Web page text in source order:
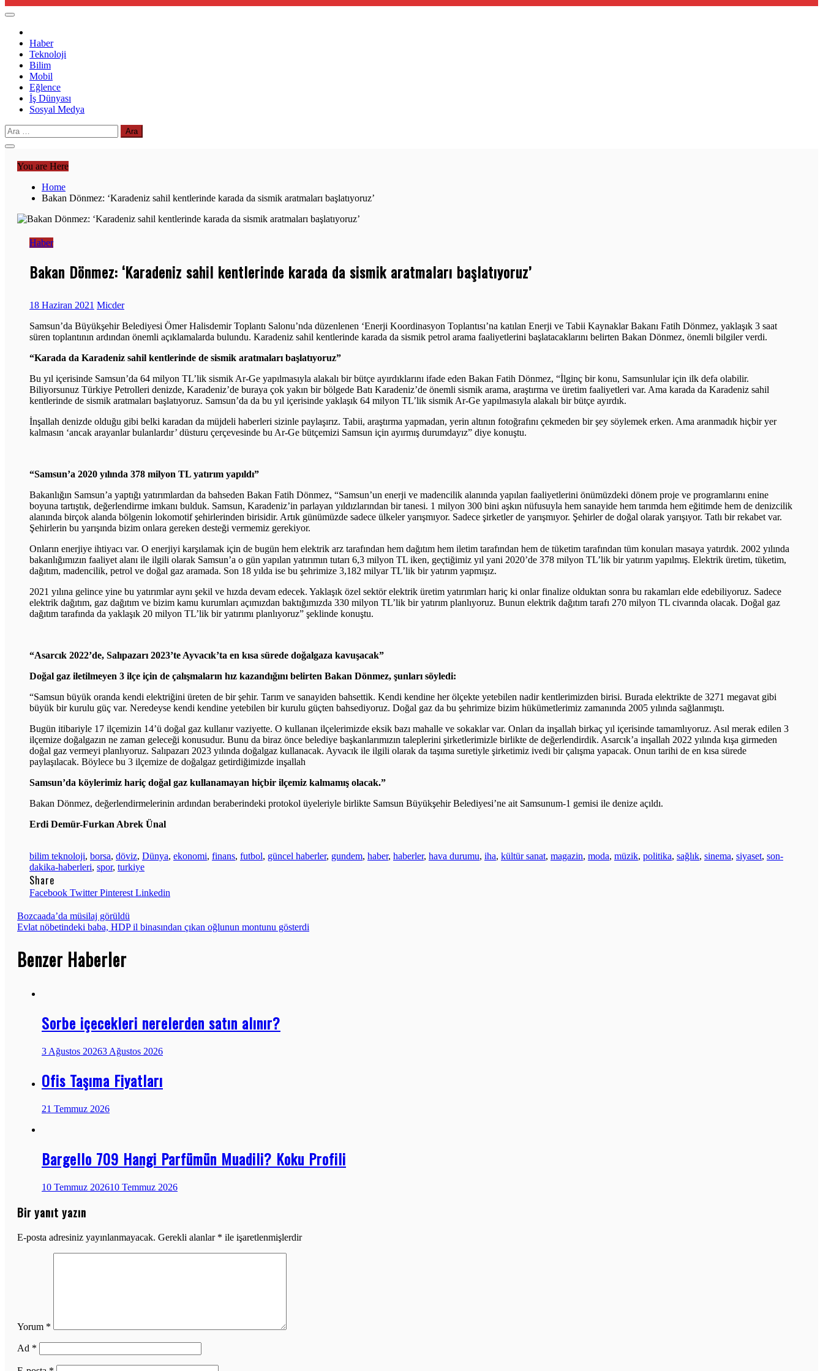
Haber
Teknoloji
Bilim
Mobil
Eğlence
İş Dünyası
Sosyal Medya
Arama:
You are Here
Home
Bakan Dönmez: ‘Karadeniz sahil kentlerinde karada da sismik aratmaları başlatıyoruz’
Haber
Bakan Dönmez: ‘Karadeniz sahil kentlerinde karada da sismik aratmaları başlatıyoruz’
18 Haziran 2021 Micder
Samsun’da Büyükşehir Belediyesi Ömer Halisdemir Toplantı Salonu’nda düzenlenen ‘Enerji Koordinasyon Toplantısı’na katılan Enerji ve Tabii Kaynaklar Bakanı Fatih Dönmez, yaklaşık 3 saat
süren toplantının ardından önemli açıklamalarda bulundu. Karadeniz sahil kentlerinde karada da sismik petrol arama faaliyetlerini başlatacaklarını belirten Bakan Dönmez, önemli bilgiler verdi.
“Karada da Karadeniz sahil kentlerinde de sismik aratmaları başlatıyoruz”
Bu yıl içerisinde Samsun’da 64 milyon TL’lik sismik Ar-Ge yapılmasıyla alakalı bir bütçe ayırdıklarını ifade eden Bakan Fatih Dönmez, “İlginç bir konu, Samsunlular için ilk defa olabilir.
Biliyorsunuz Türkiye Petrolleri denizde, Karadeniz’de buraya çok yakın bir bölgede Batı Karadeniz’de önemli sismik arama, araştırma ve üretim faaliyetleri var. Ama karada da Karadeniz sahil
kentlerinde de sismik aratmaları başlatıyoruz. Samsun’da da bu yıl içerisinde yaklaşık 64 milyon TL’lik sismik Ar-Ge yapılmasıyla alakalı bir bütçe ayırdık.
İnşallah denizde olduğu gibi belki karadan da müjdeli haberleri sizinle paylaşırız. Tabii, araştırma yapmadan, yerin altının fotoğrafını çekmeden bir şey söylemek erken. Ama aranmadık hiçbir yer
kalmasın ‘ancak arayanlar bulanlardır’ düsturu çerçevesinde bu Ar-Ge bütçemizi Samsun için ayırmış durumdayız” diye konuştu.
“Samsun’a 2020 yılında 378 milyon TL yatırım yapıldı”
Bakanlığın Samsun’a yaptığı yatırımlardan da bahseden Bakan Fatih Dönmez, “Samsun’un enerji ve madencilik alanında yapılan faaliyetlerini önümüzdeki dönem proje ve programlarını enine
boyuna tartıştık, değerlendirme imkanı bulduk. Samsun, Karadeniz’in parlayan yıldızlarından bir tanesi. 1 milyon 300 bini aşkın nüfusuyla hem sanayide hem tarımda hem eğitimde hem de denizcilik
alanında birçok alanda bölgenin lokomotif şehirlerinden birisidir. Artık günümüzde sadece ülkeler yarışmıyor. Sadece şirketler de yarışmıyor. Şehirler de doğal olarak yarışıyor. Tatlı bir rekabet var.
Şehirlerin bu yarışında bizim onlara gereken desteği vermemiz gerekiyor.
Onların enerjiye ihtiyacı var. O enerjiyi karşılamak için de bugün hem elektrik arz tarafından hem dağıtım hem iletim tarafından hem de tüketim tarafından tüm konuları masaya yatırdık. 2002 yılında
bakanlığımızın faaliyet alanı ile ilgili olarak Samsun’a o gün yapılan yatırımın tutarı 6,3 milyon TL iken, geçtiğimiz yıl yani 2020’de 378 milyon TL’lik bir yatırım yapılmış. Elektrik üretim, tüketim,
dağıtım, madencilik, petrol ve doğal gaz aramada. Son 18 yılda ise bu şehrimize 3,182 milyar TL’lik bir yatırım yapmışız.
2021 yılına gelince yine bu yatırımlar aynı şekil ve hızda devam edecek. Yaklaşık özel sektör elektrik üretim yatırımları hariç ki onlar finalize olduktan sonra bu rakamları elde edebiliyoruz. Sadece
elektrik dağıtım, gaz dağıtım ve bizim kamu kurumları açımızdan baktığımızda 330 milyon TL’lik bir yatırım planlıyoruz. Bunun elektrik dağıtım tarafı 270 milyon TL civarında olacak. Doğal gaz
dağıtım tarafında da yaklaşık 20 milyon TL’lik bir yatırımı planlıyoruz” şeklinde konuştu.
“Asarcık 2022’de, Salıpazarı 2023’te Ayvacık’ta en kısa sürede doğalgaza kavuşacak”
Doğal gaz iletilmeyen 3 ilçe için de çalışmaların hız kazandığını belirten Bakan Dönmez, şunları söyledi:
“Samsun büyük oranda kendi elektriğini üreten de bir şehir. Tarım ve sanayiden bahsettik. Kendi kendine her ölçekte yetebilen nadir kentlerimizden birisi. Burada elektrikte de 3271 megavat gibi
büyük bir kurulu güç var. Neredeyse kendi kendine yetebilen bir kurulu güçten bahsediyoruz. Doğal gaz da bu şehrimize bizim hükümetlerimiz zamanında 2005 yılında sağlanmıştı.
Bugün itibariyle 17 ilçemizin 14’ü doğal gaz kullanır vaziyette. O kullanan ilçelerimizde eksik bazı mahalle ve sokaklar var. Onları da inşallah birkaç yıl içerisinde tamamlıyoruz. Asıl merak edilen 3
ilçemize doğalgazın ne zaman geleceği konusudur. Bunu da biraz önce belediye başkanlarımızın taleplerini şirketlerimizle birlikte de değerlendirdik. Asarcık’a inşallah 2022 yılında kışa girmeden
doğal gaz vermeyi planlıyoruz. Salıpazarı 2023 yılında doğalgaz kullanacak. Ayvacık ile ilgili olarak da taşıma suretiyle şirketimiz ivedi bir çalışma yapacak. Onun tarihi de en kısa sürede
paylaşılacak. Böylece bu 3 ilçemize de doğalgaz getirdiğimizde inşallah
Samsun’da köylerimiz hariç doğal gaz kullanamayan hiçbir ilçemiz kalmamış olacak.”
Bakan Dönmez, değerlendirmelerinin ardından beraberindeki protokol üyeleriyle birlikte Samsun Büyükşehir Belediyesi’ne ait Samsunum-1 gemisi ile denize açıldı.
Erdi Demür-Furkan Abrek Ünal
bilim teknoloji, borsa, döviz, Dünya, ekonomi, finans, futbol, güncel haberler, gundem, haber, haberler, hava durumu, iha, kültür sanat, magazin, moda, müzik, politika, sağlık, sinema, siyaset, son-
dakika-haberleri, spor, turkiye
Share
Facebook TwitterPinterest Linkedin
Yazı
Bozcaada’da müsilaj görüldü
Evlat nöbetindeki baba, HDP il binasından çıkan oğlunun montunu gösterdi
Benzer Haberler
Sorbe içecekleri nerelerden satın alınır?
3 Ağustos 20263 Ağustos 2026
Ofis Taşıma Fiyatları
21 Temmuz 2026
Bargello 709 Hangi Parfümün Muadili? Koku Profili
10 Temmuz 202610 Temmuz 2026
Bir yanıt yazın
E-posta adresiniz yayınlanmayacak. Gerekli alanlar * ile işaretlenmişlerdir
Yorum *
Ad *